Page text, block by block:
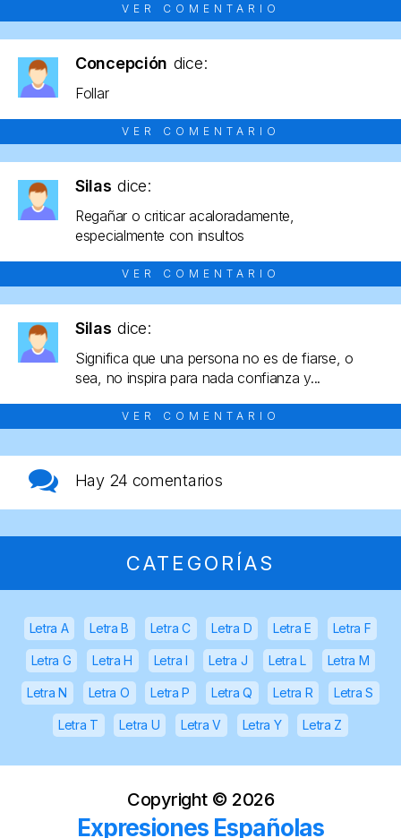
VER COMENTARIO
Concepción dice:
Follar
VER COMENTARIO
Silas dice:
Regañar o criticar acaloradamente,
especialmente con insultos
VER COMENTARIO
Silas dice:
Significa que una persona no es de fiarse, o
sea, no inspira para nada confianza y...
VER COMENTARIO
Hay 24 comentarios
CATEGORÍAS
Letra A Letra B Letra C Letra D Letra E Letra F
Letra G Letra H Letra I Letra J Letra L Letra M
Letra N Letra O Letra P Letra Q Letra R Letra S
Letra T Letra U Letra V Letra Y Letra Z
Copyright © 2026
Expresiones Españolas